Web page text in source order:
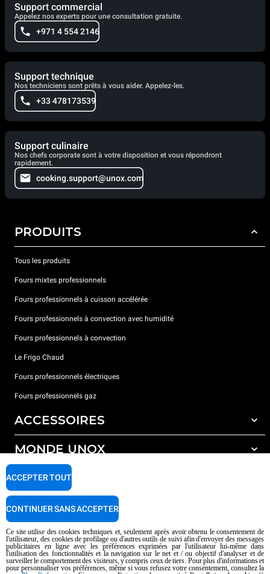
Support commercial
Appelez nos experts pour une consultation gratuite.
+971 4 554 2146
Support technique
Nos techniciens sont prêts à vous aider. Appelez-les.
+33 478173539
Support culinaire
Nos chefs corporate sont à votre disposition et vous répondront
rapidement.
cooking.support@unox.com
PRODUITS
Tous les produits
Fours mixtes professionnels
Fours professionnels à cuisson accélérée
Fours professionnels à convection avec humidité
Fours professionnels à convection
Le Frigo Chaud
Fours professionnels électriques
Fours professionnels gaz
ACCESSOIRES
Tous les accessoires
Détergents pour lavage automatique
Détergents pour lavage manuel
Traitement de l'eau avec filtres à résine
MONDE UNOX
Nos bureaux dans le monde
SUPPORT
Garantie Unox
Trouver les Centres SAV
AI Content Disclaimer Privacy policy Cookie policy
Ce site utilise des cookies techniques et, seulement après avoir obtenu le consentement de
l'utilisateur, des cookies de profilage ou d'autres outils de suivi afin d'envoyer des messages
publicitaires en ligne avec les préférences exprimées par l'utilisateur lui-même dans
l'utilisation des fonctionnalités et la navigation sur le net et / ou objectif d'analyser et de
surveiller le comportement des visiteurs, y compris ceux de tiers. Pour plus d'informations et
pour personnaliser vos préférences, même si vous refusez votre consentement, consultez la
ACCEPTER TOUT
CONTINUER SANS ACCEPTER